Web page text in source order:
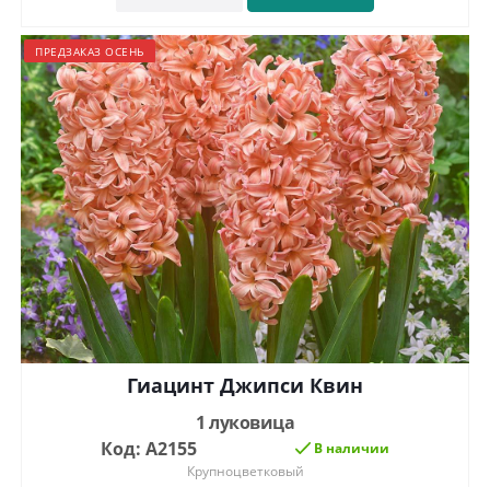
ПРЕДЗАКАЗ ОСЕНЬ
Гиацинт Джипси Квин
1 луковица
Код: А2155
В наличии
Крупноцветковый